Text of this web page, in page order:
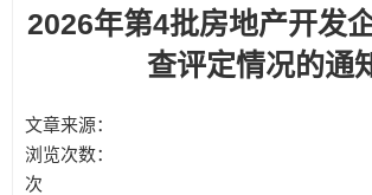
2026年第4批房地产开发
查评定情况的通
文章来源：
浏览次数：
次